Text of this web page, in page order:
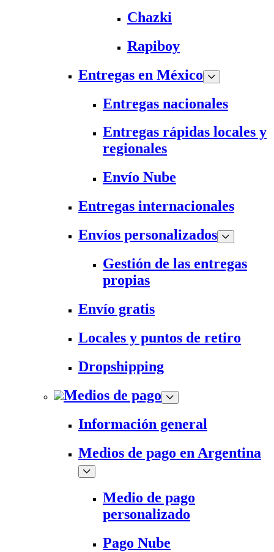
Chazki
Rapiboy
Entregas en México
Entregas nacionales
Entregas rápidas locales y
regionales
Envío Nube
Entregas internacionales
Envíos personalizados
Gestión de las entregas
propias
Envío gratis
Locales y puntos de retiro
Dropshipping
Medios de pago
Información general
Medios de pago en Argentina
Medio de pago
personalizado
Pago Nube